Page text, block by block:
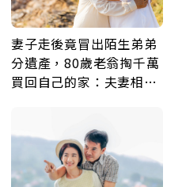
妻子走後竟冒出陌生弟弟
分遺產，80歲老翁掏千萬
買回自己的家：夫妻相守